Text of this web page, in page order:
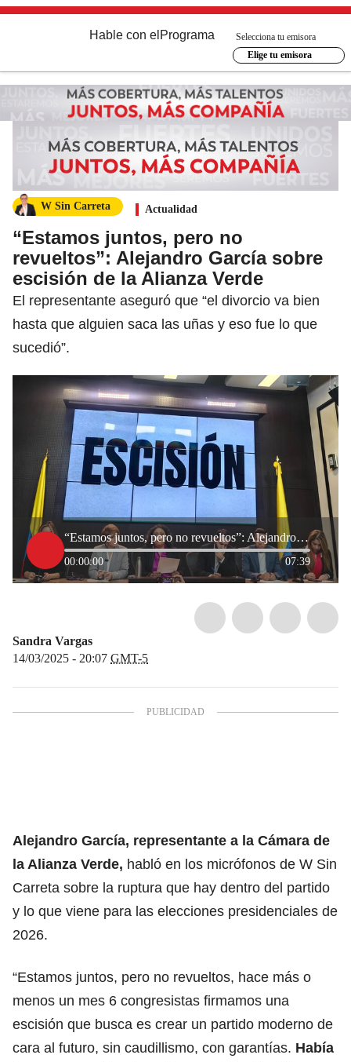
Hable con el Programa
Selecciona tu emisora
Elige tu emisora
W Sin Carreta Actualidad
“Estamos juntos, pero no
revueltos”: Alejandro García sobre
escisión de la Alianza Verde
El representante aseguró que “el divorcio va bien
hasta que alguien saca las uñas y eso fue lo que
sucedió”.
“Estamos juntos, pero no revueltos”: Alejandro García sobre escisión de la Alianza Verde
00:00:00 07:39
Sandra Vargas
14/03/2025 - 20:07 GMT-5
Alejandro García, representante a la Cámara de
la Alianza Verde, habló en los micrófonos de W Sin
Carreta sobre la ruptura que hay dentro del partido
y lo que viene para las elecciones presidenciales de
2026.
“Estamos juntos, pero no revueltos, hace más o
menos un mes 6 congresistas firmamos una
escisión que busca es crear un partido moderno de
cara al futuro, sin caudillismo, con garantías. Había